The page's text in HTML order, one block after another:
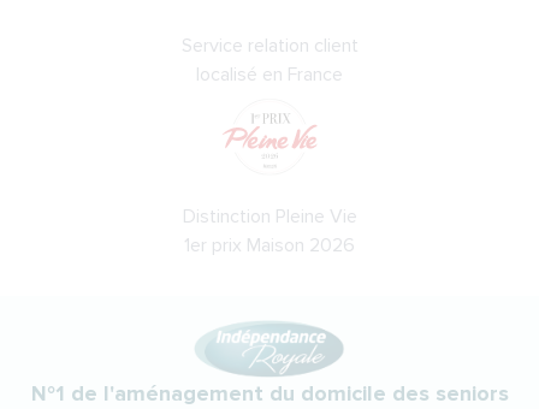
Service relation client
localisé en France
Distinction Pleine Vie
1er prix Maison 2026
N°1 de l'aménagement du domicile des seniors